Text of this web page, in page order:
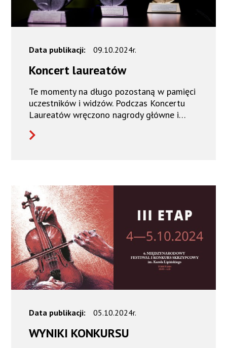
Data publikacji: 09.10.2024r.
Koncert laureatów
Te momenty na długo pozostaną w pamięci
uczestników i widzów. Podczas Koncertu
Laureatów wręczono nagrody główne i…
Data publikacji: 05.10.2024r.
WYNIKI KONKURSU